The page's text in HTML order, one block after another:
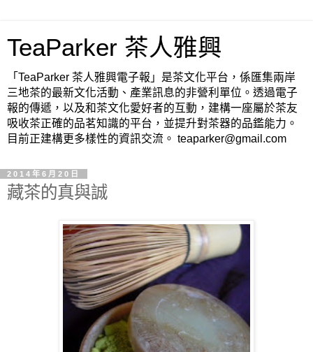
TeaParker 茶人雅興
「TeaParker 茶人雅興電子報」是茶文化平台，係匯集兩岸
三地茶的最新文化活動、產業訊息的非營利單位。透過電子
報的傳遞，以及和茶文化愛好者的互動，建構一座屬於茶友
吸收茶正確的品茗知識的平台，並提升對茶器的品鑑能力。
目前正建構更多樣性的資訊交流。 teaparker@gmail.com
2014年6月20日
藏茶的真與誠